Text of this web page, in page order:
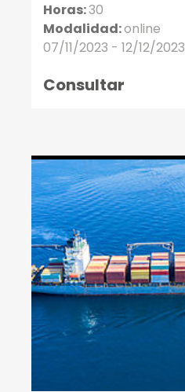
Horas:30
Modalidad:online
07/11/2023 - 12/12/2023
Consultar